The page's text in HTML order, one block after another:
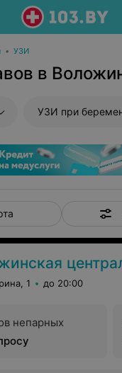
• УЗИ
в
УЗИ при
центральная районная
1 до 20:00
непарных